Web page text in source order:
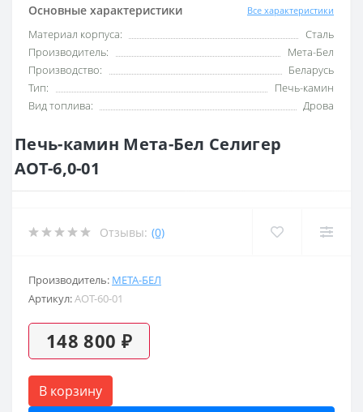
Основные характеристики Все характеристики
Материал корпуса:
Сталь
Производитель:
Мета-Бел
Производство:
Беларусь
Тип:
Печь-камин
Вид топлива:
Дрова
Печь-камин Мета-Бел Селигер
АОТ-6,0-01
Отзывы: (0)
Производитель: МЕТА-БЕЛ
Артикул:AOT-60-01
148 800 ₽
В корзину